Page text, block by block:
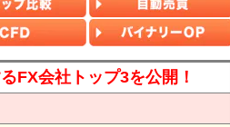
FX会社トップ3を公開！